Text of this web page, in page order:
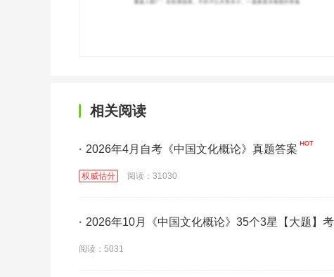
相关阅读
· 2026年4月自考《中国文化概论》真题答案
权威估分 阅读：31030
· 2026年10月《中国文化概论》35个3星【大题】考
阅读：5031